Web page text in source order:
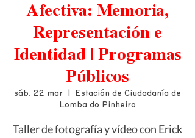
Afectiva: Memoria,
Representación e
Identidad | Programas
Públicos
sáb, 22 mar
Estación de Ciudadanía de
Lomba do Pinheiro
Taller de fotografía y vídeo con Erick